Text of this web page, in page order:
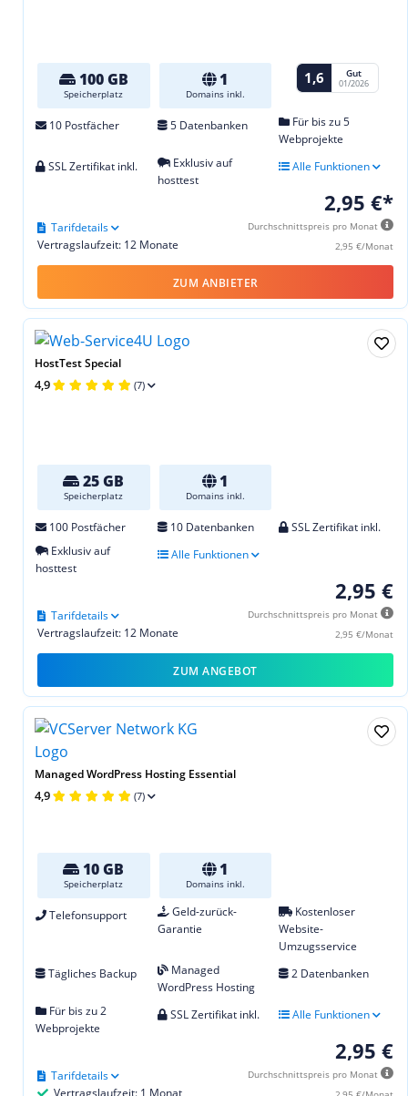
100 GB
Speicherplatz
1
Domains inkl.
1,6 Gut
01/2026
10 Postfächer 5 Datenbanken
Für bis zu 5
Webprojekte
SSL Zertifikat inkl.
Exklusiv auf
hosttest
Alle Funktionen
2,95 €*
Durchschnittspreis pro Monat
2,95 €/Monat
Vertragslaufzeit: 12 Monate
Tarifdetails
ZUM ANBIETER
HostTest Special
4,9 (7)
25 GB
Speicherplatz
1
Domains inkl.
100 Postfächer 10 Datenbanken
SSL Zertifikat inkl.
Exklusiv auf
hosttest
Alle Funktionen
2,95 €
Durchschnittspreis pro Monat
2,95 €/Monat
Vertragslaufzeit: 12 Monate
Tarifdetails
ZUM ANGEBOT
Managed WordPress Hosting Essential
4,9 (7)
10 GB
Speicherplatz
1
Domains inkl.
Telefonsupport
Geld-zurück-
Garantie
Kostenloser
Website-
Umzugsservice
Tägliches Backup
Managed
WordPress Hosting
2 Datenbanken
Für bis zu 2
Webprojekte
SSL Zertifikat inkl. Alle Funktionen
2,95 €
Durchschnittspreis pro Monat
Tarifdetails